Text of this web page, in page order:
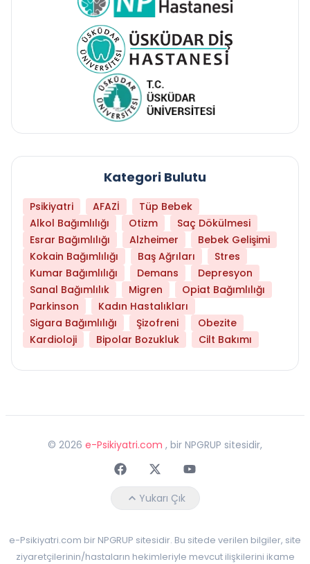
Kategori Bulutu
Psikiyatri AFAZİ
Tüp Bebek
Alkol Bağımlılığı
Otizm
Saç Dökülmesi
Esrar Bağımlılığı
Alzheimer
Bebek Gelişimi
Kokain Bağımlılığı
Baş Ağrıları
Stres
Kumar Bağımlılığı
Demans
Depresyon
Sanal Bağımlılık
Migren
Opiat Bağımlılığı
Parkinson
Kadın Hastalıkları
Sigara Bağımlılığı
Şizofreni
Obezite
Kardioloji
Bipolar Bozukluk Cilt Bakımı
© 2026 e-Psikiyatri.com , bir NPGRUP sitesidir,
FaceebokTwitterYoutube
Yukarı Çık
e-Psikiyatri.com bir NPGRUP sitesidir. Bu sitede verilen bilgiler, site
ziyaretçilerinin/hastaların hekimleriyle mevcut ilişkilerini ikame